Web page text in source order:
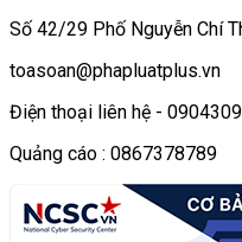
Số 42/29 Phố Nguyễn Chí
toasoan@phapluatplus.vn
Điện thoại liên hệ -
Quảng cáo : 0867378789